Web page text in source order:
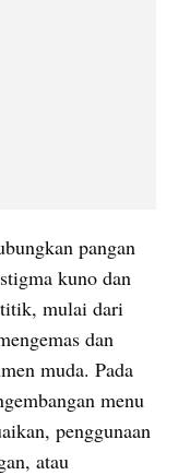
pangan
kuno dan
mulai dari
dan
muda. Pada
menu
penggunaan
atau